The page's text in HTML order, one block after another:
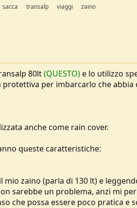
sacca transalp viaggi zaino
80lt(QUESTO)e lo utilizzo
protettiva per imbarcarlo che
anche come rain cover.
queste caratteristiche:
zaino (parla di 130 lt) e
sarebbe un problema, anzi mi
che possa essere poco pratica e